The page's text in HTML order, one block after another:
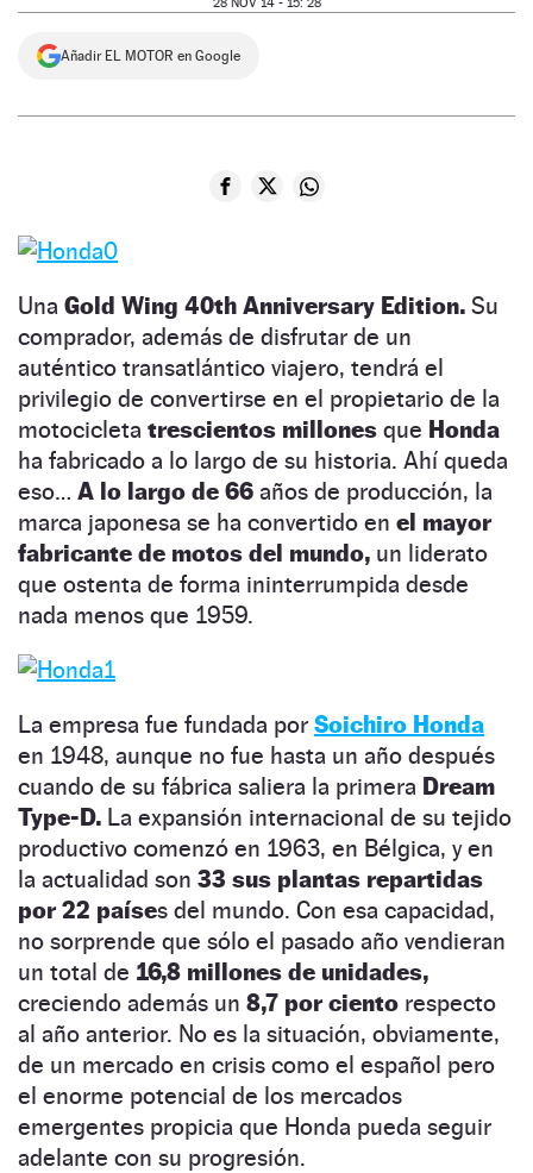
Añadir EL MOTOR en Google
Una Gold Wing 40th Anniversary Edition. Su
comprador, además de disfrutar de un
auténtico transatlántico viajero, tendrá el
privilegio de convertirse en el propietario de la
motocicleta trescientos millones que Honda
ha fabricado a lo largo de su historia. Ahí queda
eso… A lo largo de 66 años de producción, la
marca japonesa se ha convertido en el mayor
fabricante de motos del mundo, un liderato
que ostenta de forma ininterrumpida desde
nada menos que 1959.
La empresa fue fundada por Soichiro Honda
en 1948, aunque no fue hasta un año después
cuando de su fábrica saliera la primera Dream
Type-D. La expansión internacional de su tejido
productivo comenzó en 1963, en Bélgica, y en
la actualidad son 33 sus plantas repartidas
por 22 países del mundo. Con esa capacidad,
no sorprende que sólo el pasado año vendieran
un total de 16,8 millones de unidades,
creciendo además un 8,7 por ciento respecto
al año anterior. No es la situación, obviamente,
de un mercado en crisis como el español pero
el enorme potencial de los mercados
emergentes propicia que Honda pueda seguir
adelante con su progresión.